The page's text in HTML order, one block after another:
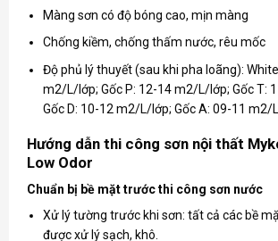
Màng sơn có độ bóng cao, mịn màng
Chống kiềm, chống thấm nước, rêu mốc
Độ phủ lý thuyết (sau khi pha loãng):
m2/L/lớp; Gốc P: 12-14 m2/L/lớp; Gốc T:
Gốc D: 10-12 m2/L/lớp; Gốc A: 09-11 m2/
Hướng dẫn thi công sơn nội thất
Low Odor
Chuẩn bị bề mặt trước thi công sơn nước
Xử lý tường trước khi sơn: tất cả các bề
được xử lý sạch, khô.